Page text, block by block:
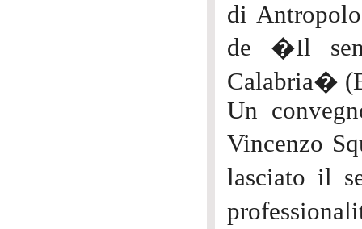
di
de �Il
Calabria�
Un
Vincenzo
lasciato il